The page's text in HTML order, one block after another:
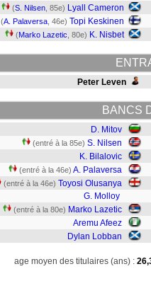
(S. Nilsen , 85e) Lyall Cameron
(A. Palaversa , 46e) Topi Keskinen
(Marko Lazetic , 80e) K. Nisbet
Peter Leven
BANCS
D. Mitov
(entré à la 85e) S. Nilsen
K. Bilalovic
(entré à la 46e) A. Palaversa
(entré à la 46e) Toyosi Olusanya
G. Molloy
(entré à la 80e) Marko Lazetic
Aremu Afeez
Dylan Lobban
age moyen des titulaires (ans) :